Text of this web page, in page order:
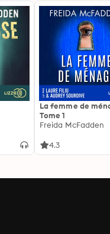
La femme de
Tome 1
Freida McFadden
4.3